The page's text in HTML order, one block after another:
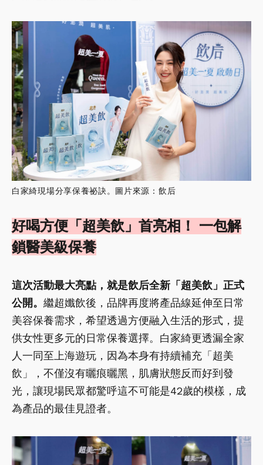
白家綺現場分享保養祕訣。圖片來源：飲后
好喝方便「超美飲」首亮相！ 一包解
鎖醫美級保養
這次活動最大亮點，就是飲后全新「超美飲」正式
公開。 繼超孅飲後，品牌再度將產品線延伸至日常
美容保養需求，希望透過方便融入生活的形式，提
供女性更多元的日常保養選擇。白家綺更透漏全家
人一同至上海遊玩，因為本身有持續補充「超美
飲」，不僅沒有曬痕曬黑，肌膚狀態反而好到發
光，讓現場民眾都驚呼這不可能是42歲的模樣，成
為產品的最佳見證者。